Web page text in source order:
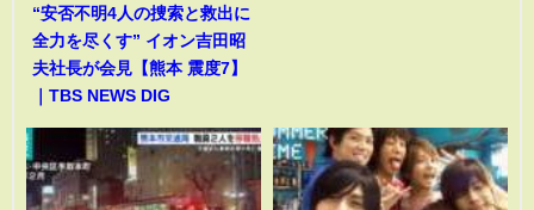
“安否不明4人の捜索と救出に
全力を尽くす” イオン吉田昭
夫社長が会見【熊本 震度7】
｜TBS NEWS DIG